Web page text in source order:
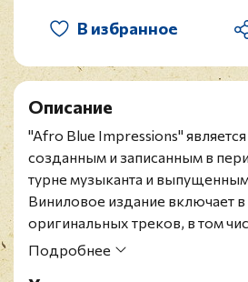
В избранное
Описание
"Afro Blue Impressions"
созданным и записанным в
турне музыканта и
Виниловое издание включает в
оригинальных треков, в том
знаменитые произведения, как:
Подробнее